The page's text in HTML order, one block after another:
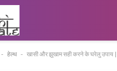
- हेल्थ - खासी और झुखाम सही करने के घरेलु उपाय